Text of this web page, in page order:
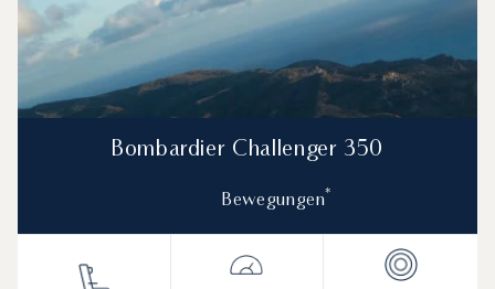
Bombardier Challenger 350
Bewegungen*